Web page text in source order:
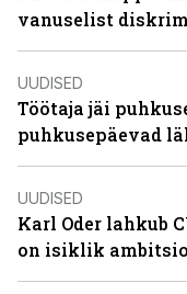
vanuselist
UUDISED
Töötaja jäi
puhkusepäevad
UUDISED
Karl Oder lahkub
on isiklik